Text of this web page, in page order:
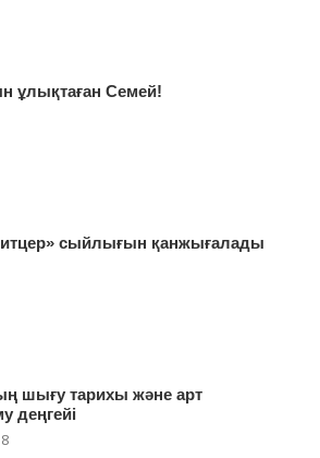
ұлықтаған Семей!
сыйлығын қанжығалады
шығу тарихы және арт
деңгейі